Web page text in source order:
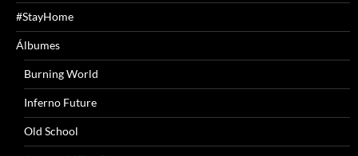
#StayHome
Álbumes
Burning World
Inferno Future
Old School